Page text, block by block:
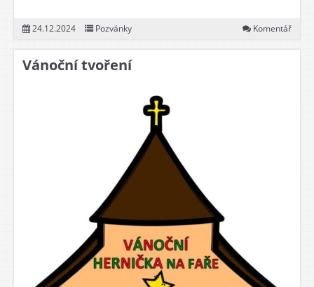
24.12.2024 Pozvánky Komentář
Vánoční tvoření